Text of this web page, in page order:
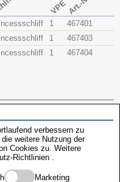
VPE
1
467401
1
467403
1 467404
verbessern zu
weitere Nutzung der
Cookies zu. Weitere
Richtlinien
Marketing